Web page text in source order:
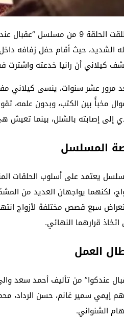
انطلقت الحلقة 9 من
الشديد، حيث أقام حفل زفافه
أن رانيا خدعته واشترت فستان الزفاف بمبلغ 10 آلاف جنيه،
مرور عشر سنوات، ينسى كيلاني
إلى إصابته بالشلل، بينما تعيش
المسلسل
يعتمد على أسلوب الحلقات
لكنهما يواجهان العديد من
سبع قصص مختلفة لأزواج
اتخاذ قرارهما النهائي.
العمل
عندكوا” من تأليف أحمد سعد
إيمي سمير غانم، حسن الرداد،
الشنواني.